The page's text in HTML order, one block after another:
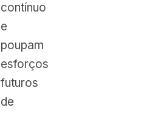
contínuo
e
poupam
esforços
futuros
de